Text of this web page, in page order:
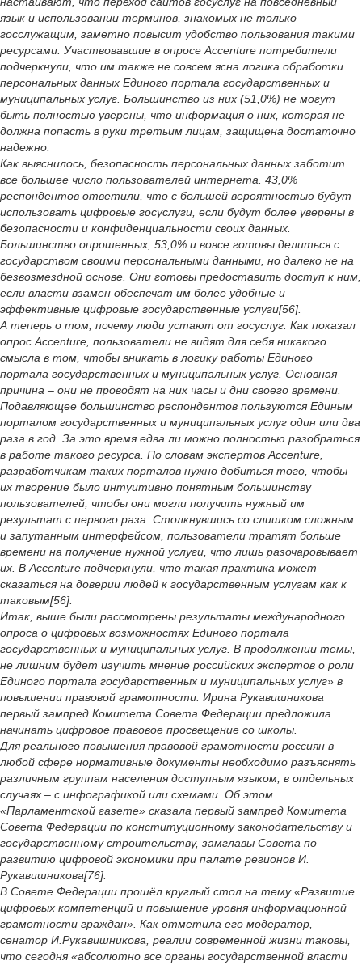
язык и использовании терминов, знакомых не только
госслужащим, заметно повысит удобство пользования такими
ресурсами. Участвовавшие в опросе Accenture потребители
подчеркнули, что им также не совсем ясна логика обработки
персональных данных Единого портала государственных и
муниципальных услуг. Большинство из них (51,0%) не могут
быть полностью уверены, что информация о них, которая не
должна попасть в руки третьим лицам, защищена достаточно
надежно.
Как выяснилось, безопасность персональных данных заботит
все большее число пользователей интернета. 43,0%
респондентов ответили, что с большей вероятностью будут
использовать цифровые госуслуги, если будут более уверены в
безопасности и конфиденциальности своих данных.
Большинство опрошенных, 53,0% и вовсе готовы делиться с
государством своими персональными данными, но далеко не на
безвозмездной основе. Они готовы предоставить доступ к ним,
если власти взамен обеспечат им более удобные и
эффективные цифровые государственные услуги[56].
А теперь о том, почему люди устают от госуслуг. Как показал
опрос Accenture, пользователи не видят для себя никакого
смысла в том, чтобы вникать в логику работы Единого
портала государственных и муниципальных услуг. Основная
причина – они не проводят на них часы и дни своего времени.
Подавляющее большинство респондентов пользуются Единым
порталом государственных и муниципальных услуг один или два
раза в год. За это время едва ли можно полностью разобраться
в работе такого ресурса. По словам экспертов Accenture,
разработчикам таких порталов нужно добиться того, чтобы
их творение было интуитивно понятным большинству
пользователей, чтобы они могли получить нужный им
результат с первого раза. Столкнувшись со слишком сложным
и запутанным интерфейсом, пользователи тратят больше
времени на получение нужной услуги, что лишь разочаровывает
их. В Accenture подчеркнули, что такая практика может
сказаться на доверии людей к государственным услугам как к
таковым[56].
Итак, выше были рассмотрены результаты международного
опроса о цифровых возможностях Единого портала
государственных и муниципальных услуг. В продолжении темы,
не лишним будет изучить мнение российских экспертов о роли
Единого портала государственных и муниципальных услуг» в
повышении правовой грамотности. Ирина Рукавишникова
первый зампред Комитета Совета Федерации предложила
начинать цифровое правовое просвещение со школы.
Для реального повышения правовой грамотности россиян в
любой сфере нормативные документы необходимо разъяснять
различным группам населения доступным языком, в отдельных
случаях – с инфографикой или схемами. Об этом
«Парламентской газете» сказала первый зампред Комитета
Совета Федерации по конституционному законодательству и
государственному строительству, замглавы Совета по
развитию цифровой экономики при палате регионов И.
Рукавишникова[76].
В Совете Федерации прошёл круглый стол на тему «Развитие
цифровых компетенций и повышение уровня информационной
грамотности граждан». Как отметила его модератор,
сенатор И.Рукавишникова, реалии современной жизни таковы,
что сегодня «абсолютно все органы государственной власти